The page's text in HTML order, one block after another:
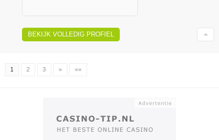
BEKIJK VOLLEDIG PROFIEL
1 2 3 » »»